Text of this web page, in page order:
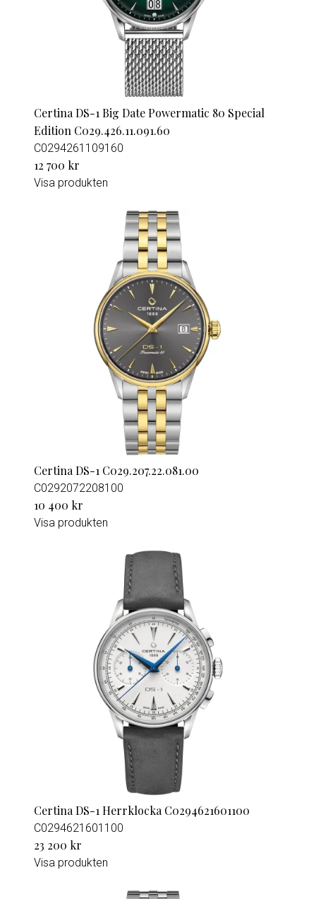
Certina DS-1 Big Date Powermatic 80 Special
Edition C029.426.11.091.60
C0294261109160
12 700 kr
Visa produkten
Certina DS-1 C029.207.22.081.00
C0292072208100
10 400 kr
Visa produkten
Certina DS-1 Herrklocka C0294621601100
C0294621601100
23 200 kr
Visa produkten